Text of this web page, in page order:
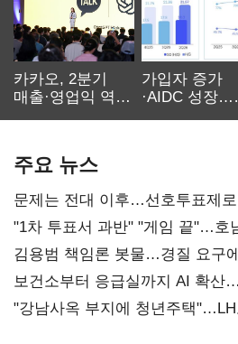
카카오, 2분기
매출·영업익 역대
가입자 증가
·AIDC 성장…
주요 뉴스
문제는 전대 이후…선호투표제
불복'
"1차 투표서 과반" "게임 끝"…호
김용범 책임론 봇물…경질 요구
보건소부터 응급실까지 AI 확산
"강남사옥 부지에 청년주택